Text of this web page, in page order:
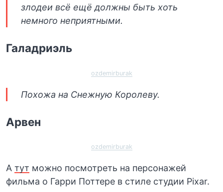
злодеи всё ещё должны быть хоть
немного неприятными.
Галадриэль
ozdemirburak
Похожа на Снежную Королеву.
Арвен
ozdemirburak
А тут можно посмотреть на персонажей
фильма о Гарри Поттере в стиле студии Pixar.